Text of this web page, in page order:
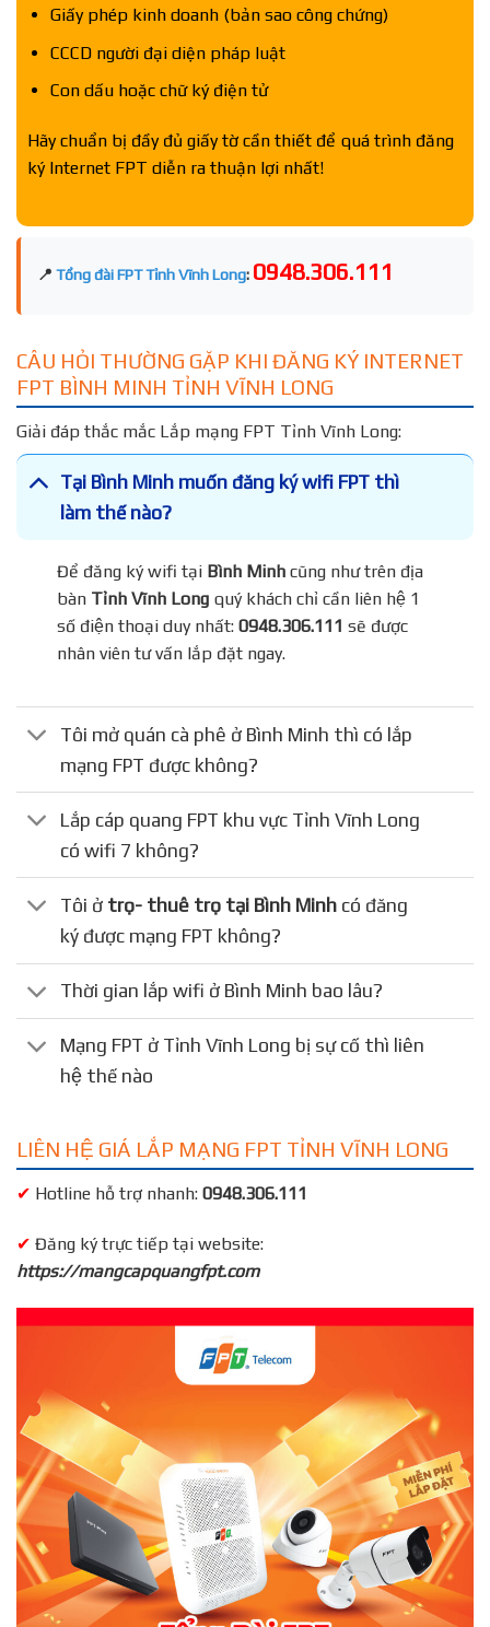
Giấy phép kinh doanh (bản sao công chứng)
CCCD người đại diện pháp luật
Con dấu hoặc chữ ký điện tử
Hãy chuẩn bị đầy đủ giấy tờ cần thiết để quá trình đăng
ký Internet FPT diễn ra thuận lợi nhất!
📍 Tổng đài FPT Tỉnh Vĩnh Long: 0948.306.111
CÂU HỎI THƯỜNG GẶP KHI ĐĂNG KÝ INTERNET
FPT BÌNH MINH TỈNH VĨNH LONG
Giải đáp thắc mắc Lắp mạng FPT Tỉnh Vĩnh Long:
Tại Bình Minh muốn đăng ký wifi FPT thì
làm thế nào?
Để đăng ký wifi tạiBình Minhcũng như trên địa
bànTỉnh Vĩnh Longquý khách chỉ cần liên hệ 1
số điện thoại duy nhất:0948.306.111 sẽ được
nhân viên tư vấn lắp đặt ngay.
Tôi mở quán cà phê ở Bình Minh thì có lắp
mạng FPT được không?
Lắp cáp quang FPT khu vực Tỉnh Vĩnh Long
có wifi 7 không?
Tôi ở trọ- thuê trọ tại Bình Minh có đăng
ký được mạng FPT không?
Thời gian lắp wifi ở Bình Minh bao lâu?
Mạng FPT ở Tỉnh Vĩnh Long bị sự cố thì liên
hệ thế nào
LIÊN HỆ GIÁ LẮP MẠNG FPT TỈNH VĨNH LONG
✔ Hotline hỗ trợ nhanh: 0948.306.111
✔ Đăng ký trực tiếp tại website:
https://mangcapquangfpt.com